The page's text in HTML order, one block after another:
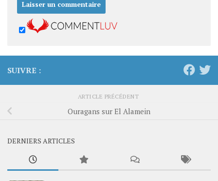
SUIVRE :
ARTICLE PRÉCÉDENT
Ouragans sur El Alamein
DERNIERS ARTICLES